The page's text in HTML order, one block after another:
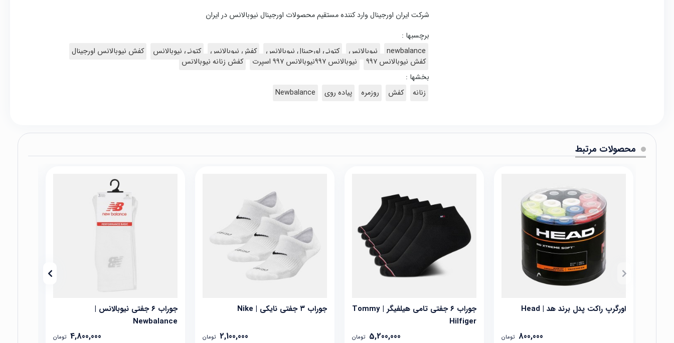
شرکت ایران اورجینال وارد کننده مستقیم محصولات اورجینال نیوبالانس در ایران
برچسبها :
newbalance
نیوبالانس کتونی اورجینال نیوبالانس کفش نیوبالانس کتونی نیوبالانس
کفش نیوبالانس اورجینال
کفش نیوبالانس ۹۹۷
نیوبالانس ۹۹۷نیوبالانس ۹۹۷ اسپرت
کفش زنانه نیوبالانس
بخشها :
زنانه
کفش روزمره پیاده روی Newbalance
محصولات مرتبط
اورگرپ راکت پدل برند هد | Head
800,000 تومان
جوراب ۶ جفتی تامی هیلفیگر | Tommy
Hilfiger
5,200,000 تومان
جوراب ۳ جفتی نایکی | Nike
2,100,000 تومان
جوراب ۶ جفتی نیوبالانس |
Newbalance
4,800,000 تومان